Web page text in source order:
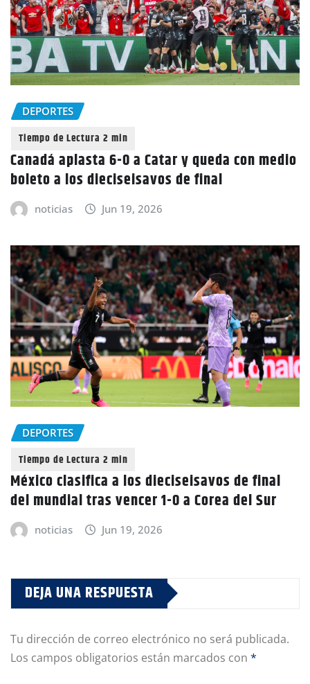
DEPORTES
Canadá aplasta 6-0 a Catar y queda con medio
boleto a los dieciseisavos de final
noticias Jun 19, 2026
DEPORTES
México clasifica a los dieciseisavos de final
del mundial tras vencer 1-0 a Corea del Sur
noticias Jun 19, 2026
DEJA UNA RESPUESTA
Tu dirección de correo electrónico no será publicada.
Los campos obligatorios están marcados con *